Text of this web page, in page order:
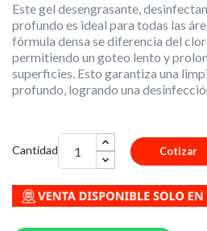
Este gel desengrasante,
profundo es ideal para todas las
fórmula densa se diferencia del
permitiendo un goteo lento y
superficies. Esto garantiza una
profundo, logrando una
Cantidad Cotizar